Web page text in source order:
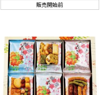
販売開始前